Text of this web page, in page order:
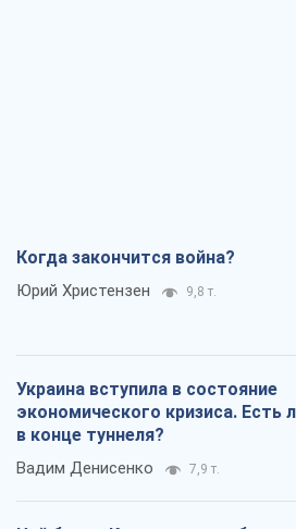
Когда закончится война?
Юрий Христензен 9,8 т.
Украина вступила в состояние
экономического кризиса. Есть
в конце туннеля?
Вадим Денисенко 7,9 т.